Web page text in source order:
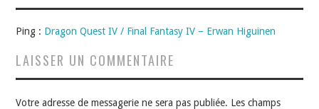
Ping : Dragon Quest IV / Final Fantasy IV – Erwan Higuinen
LAISSER UN COMMENTAIRE
Votre adresse de messagerie ne sera pas publiée. Les champs